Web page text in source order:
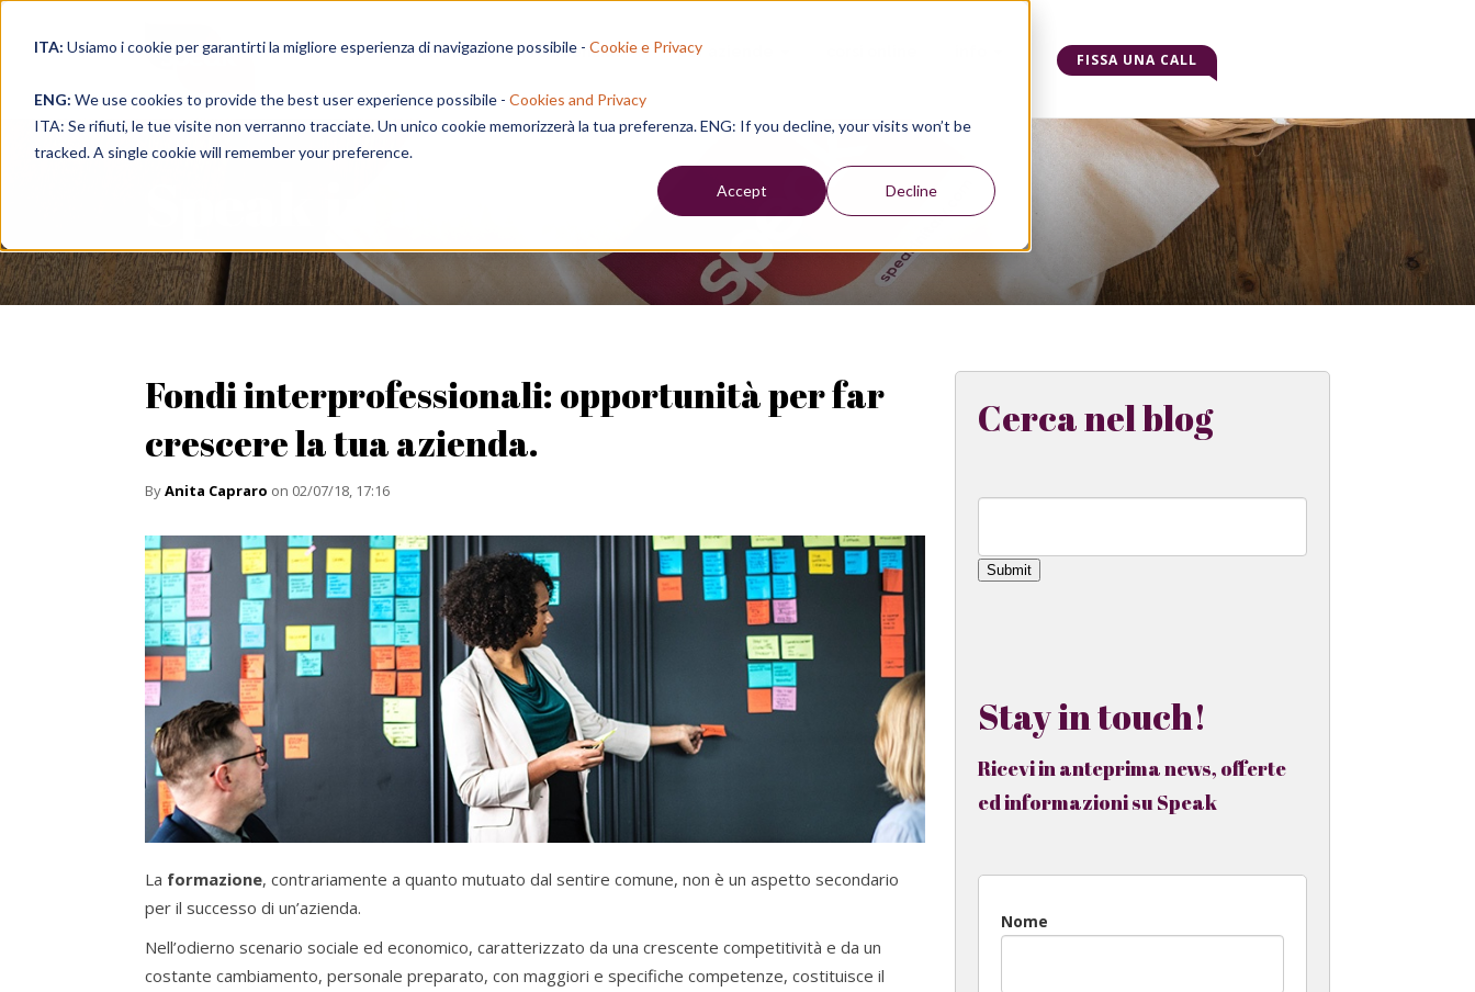
ITA: Usiamo i cookie per garantirti la migliore esperienza di navigazione possibile - Cookie e Privacy
ENG: We use cookies to provide the best user experience possibile - Cookies and Privacy
ITA: Se rifiuti, le tue visite non verranno tracciate. Un unico cookie memorizzerà la tua preferenza. ENG: If you decline, your visits won’t be
tracked. A single cookie will remember your preference.
Accept Decline
full immersion residenziali per aziende FISSA UNA CALL
Fondi interprofessionali: opportunità per far
crescere la tua azienda.
ByAnita Capraro on 02/07/18, 17:16
La formazione, contrariamente a quanto mutuato dal sentire comune, non è un aspetto secondario
per il successo di un’azienda.
Nell’odierno scenario sociale ed economico, caratterizzato da una crescente competitività e da un
costante cambiamento, personale preparato, con maggiori e specifiche competenze, costituisce il
Cerca nel blog
Submit
Stay in touch!
Ricevi in anteprima news, offerte
ed informazioni su Speak
Nome